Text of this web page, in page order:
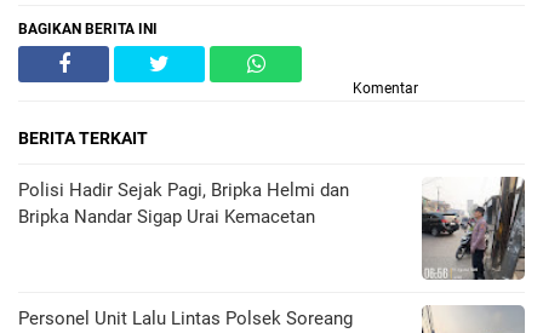
BAGIKAN BERITA INI
Komentar
BERITA TERKAIT
Polisi Hadir Sejak Pagi, Bripka Helmi dan
Bripka Nandar Sigap Urai Kemacetan
Personel Unit Lalu Lintas Polsek Soreang